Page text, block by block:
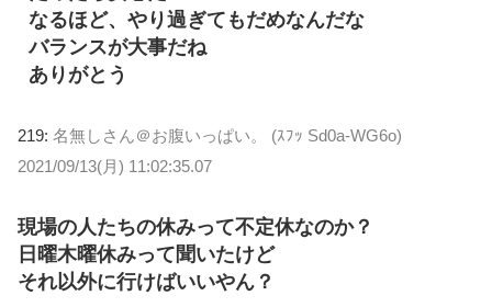
なるほど、やり過ぎてもだめなんだな
バランスが大事だね
ありがとう
219: 名無しさん＠お腹いっぱい。 (ｽﾌｯ Sd0a-WG6o)
2021/09/13(月) 11:02:35.07
現場の人たちの休みって不定休なのか？
日曜木曜休みって聞いたけど
それ以外に行けばいいやん？